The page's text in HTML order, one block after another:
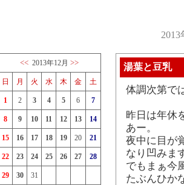
<< 2013年12月 >>
日 月 火 水 木 金 土
1 2 3 4 5 6 7
8 9 10 11 12 13 14
15 16 17 18 19 20 21
22 23 24 25 26 27 28
29 30 31
湯葉と豆乳
体調次第で
昨日は年休
あー。
夜中に目が
なり凹みま
でもまぁ今
たぶんひか